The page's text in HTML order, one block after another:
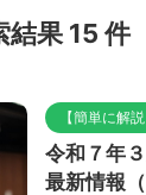
結果 15 件
【簡単に解
令和７年
最新情報